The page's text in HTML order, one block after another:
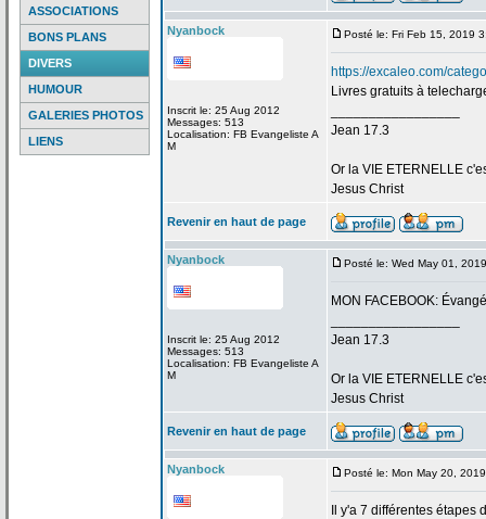
ASSOCIATIONS
BONS PLANS
DIVERS
HUMOUR
GALERIES PHOTOS
LIENS
Nyanbock
Inscrit le: 25 Aug 2012
Messages: 513
Localisation: FB Evangeliste A
M
Posté le: Fri Feb 15, 2019
https://excaleo.com/
Livres gratuits à
Jean 17.3
Or la VIE ETERNELLE
Jesus Christ
Revenir en haut de page
Nyanbock
Inscrit le: 25 Aug 2012
Messages: 513
Localisation: FB Evangeliste A
M
Posté le: Wed May 01,
MON FACEBOOK:
Jean 17.3
Or la VIE ETERNELLE
Jesus Christ
Revenir en haut de page
Nyanbock Posté le: Mon May 20,
Il y'a 7 différentes étapes